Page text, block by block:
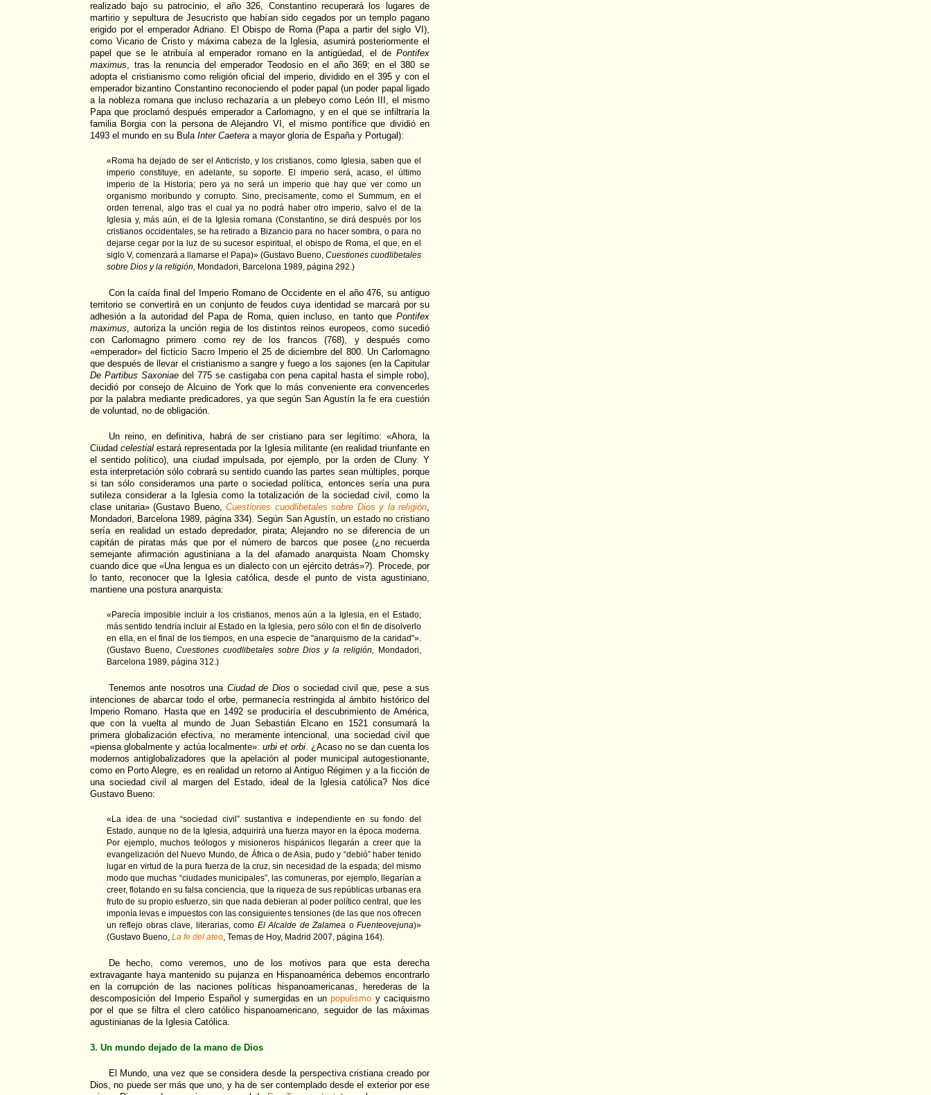
realizado bajo su patrocinio, el año 326, Constantino recuperará los lugares de
martirio y sepultura de Jesucristo que habían sido cegados por un templo pagano
erigido por el emperador Adriano. El Obispo de Roma (Papa a partir del siglo VI),
como Vicario de Cristo y máxima cabeza de la Iglesia, asumirá posteriormente el
papel que se le atribuía al emperador romano en la antigüedad, el de Pontifex
maximus, tras la renuncia del emperador Teodosio en el año 369; en el 380 se
adopta el cristianismo como religión oficial del imperio, dividido en el 395 y con el
emperador bizantino Constantino reconociendo el poder papal (un poder papal ligado
a la nobleza romana que incluso rechazaría a un plebeyo como León III, el mismo
Papa que proclamó después emperador a Carlomagno, y en el que se infiltraría la
familia Borgia con la persona de Alejandro VI, el mismo pontífice que dividió en
1493 el mundo en su Bula Inter Caetera a mayor gloria de España y Portugal):
«Roma ha dejado de ser el Anticristo, y los cristianos, como Iglesia, saben que el
imperio constituye, en adelante, su soporte. El imperio será, acaso, el último
imperio de la Historia; pero ya no será un imperio que hay que ver como un
organismo moribundo y corrupto. Sino, precisamente, como el Summum, en el
orden terrenal, algo tras el cual ya no podrá haber otro imperio, salvo el de la
Iglesia y, más aún, el de la Iglesia romana (Constantino, se dirá después por los
cristianos occidentales, se ha retirado a Bizancio para no hacer sombra, o para no
dejarse cegar por la luz de su sucesor espiritual, el obispo de Roma, el que, en el
siglo V, comenzará a llamarse el Papa)» (Gustavo Bueno, Cuestiones cuodlibetales
sobre Dios y la religión, Mondadori, Barcelona 1989, página 292.)
Con la caída final del Imperio Romano de Occidente en el año 476, su antiguo
territorio se convertirá en un conjunto de feudos cuya identidad se marcará por su
adhesión a la autoridad del Papa de Roma, quien incluso, en tanto que Pontifex
maximus, autoriza la unción regia de los distintos reinos europeos, como sucedió
con Carlomagno primero como rey de los francos (768), y después como
«emperador» del ficticio Sacro Imperio el 25 de diciembre del 800. Un Carlomagno
que después de llevar el cristianismo a sangre y fuego a los sajones (en la Capitular
De Partibus Saxoniaedel 775 se castigaba con pena capital hasta el simple robo),
decidió por consejo de Alcuino de York que lo más conveniente era convencerles
por la palabra mediante predicadores, ya que según San Agustín la fe era cuestión
de voluntad, no de obligación.
Un reino, en definitiva, habrá de ser cristiano para ser legítimo: «Ahora, la
Ciudadcelestial estará representada por la Iglesia militante (en realidad triunfante en
el sentido político), una ciudad impulsada, por ejemplo, por la orden de Cluny. Y
esta interpretación sólo cobrará su sentido cuando las partes sean múltiples, porque
si tan sólo consideramos una parte o sociedad política, entonces sería una pura
sutileza considerar a la Iglesia como la totalización de la sociedad civil, como la
clase unitaria» (Gustavo Bueno, Cuestiones cuodlibetales sobre Dios y la religión,
Mondadori, Barcelona 1989, página 334). Según San Agustín, un estado no cristiano
sería en realidad un estado depredador, pirata; Alejandro no se diferencia de un
capitán de piratas más que por el número de barcos que posee (¿no recuerda
semejante afirmación agustiniana a la del afamado anarquista Noam Chomsky
cuando dice que «Una lengua es un dialecto con un ejército detrás»?). Procede, por
lo tanto, reconocer que la Iglesia católica, desde el punto de vista agustiniano,
mantiene una postura anarquista:
«Parecía imposible incluir a los cristianos, menos aún a la Iglesia, en el Estado;
más sentido tendría incluir al Estado en la Iglesia, pero sólo con el fin de disolverlo
en ella, en el final de los tiempos, en una especie de "anarquismo de la caridad"».
(Gustavo Bueno, Cuestiones cuodlibetales sobre Dios y la religión, Mondadori,
Barcelona 1989, página 312.)
Tenemos ante nosotros una Ciudad de Dios o sociedad civil que, pese a sus
intenciones de abarcar todo el orbe, permanecía restringida al ámbito histórico del
Imperio Romano. Hasta que en 1492 se produciría el descubrimiento de América,
que con la vuelta al mundo de Juan Sebastián Elcano en 1521 consumará la
primera globalización efectiva, no meramente intencional, una sociedad civil que
«piensa globalmente y actúa localmente»:urbi et orbi. ¿Acaso no se dan cuenta los
modernos antiglobalizadores que la apelación al poder municipal autogestionante,
como en Porto Alegre, es en realidad un retorno al Antiguo Régimen y a la ficción de
una sociedad civil al margen del Estado, ideal de la Iglesia católica? Nos dice
Gustavo Bueno:
«La idea de una “sociedad civil” sustantiva e independiente en su fondo del
Estado, aunque no de la Iglesia, adquirirá una fuerza mayor en la época moderna.
Por ejemplo, muchos teólogos y misioneros hispánicos llegarán a creer que la
evangelización del Nuevo Mundo, de África o de Asia, pudo y “debió” haber tenido
lugar en virtud de la pura fuerza de la cruz, sin necesidad de la espada; del mismo
modo que muchas “ciudades municipales”, las comuneras, por ejemplo, llegarían a
creer, flotando en su falsa conciencia, que la riqueza de sus repúblicas urbanas era
fruto de su propio esfuerzo, sin que nada debieran al poder político central, que les
imponía levas e impuestos con las consiguientes tensiones (de las que nos ofrecen
un reflejo obras clave, literarias, como El Alcalde de Zalamea oFuenteovejuna)»
(Gustavo Bueno, La fe del ateo, Temas de Hoy, Madrid 2007, página 164).
De hecho, como veremos, uno de los motivos para que esta derecha
extravagante haya mantenido su pujanza en Hispanoamérica debemos encontrarlo
en la corrupción de las naciones políticas hispanoamericanas, herederas de la
descomposición del Imperio Español y sumergidas en un populismo y caciquismo
por el que se filtra el clero católico hispanoamericano, seguidor de las máximas
agustinianas de la Iglesia Católica.
3. Un mundo dejado de la mano de Dios
El Mundo, una vez que se considera desde la perspectiva cristiana creado por
Dios, no puede ser más que uno, y ha de ser contemplado desde el exterior por ese